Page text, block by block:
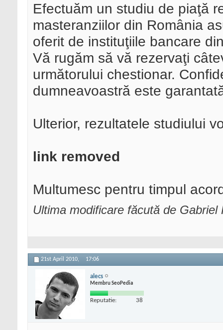
Efectuăm un studiu de piaţă
masteranziilor din România
oferit de instituţiile bancare
Vă rugăm să vă rezervaţi
următorului chestionar.
dumneavoastră este
Ulterior, rezultatele studiului
link removed
Multumesc pentru timpul
Ultima modificare făcută de
21st April 2010, 17:06
alecs
Membru SeoPedia
Reputatie: 38